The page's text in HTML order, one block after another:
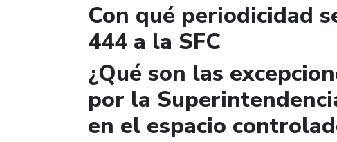
Con qué periodicidad
444 a la SFC
¿Qué son las
por la
en el espacio